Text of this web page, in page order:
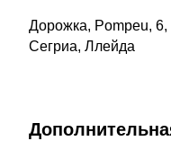
Дорожка, Pompeu,
Сегриа, Ллейда